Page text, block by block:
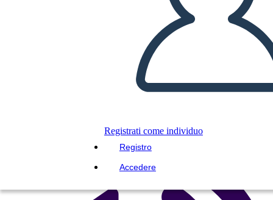
Registrati come individuo
Registro
Accedere
Vocabolario Visivo
Copia questo Storyboard
CREARE UNO STORYBOARD
LEGGIMI